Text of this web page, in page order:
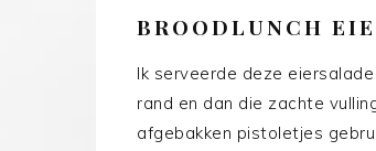
BROODLUNCH
Ik serveerde deze
rand en dan die zachte
afgebakken pistoletjes